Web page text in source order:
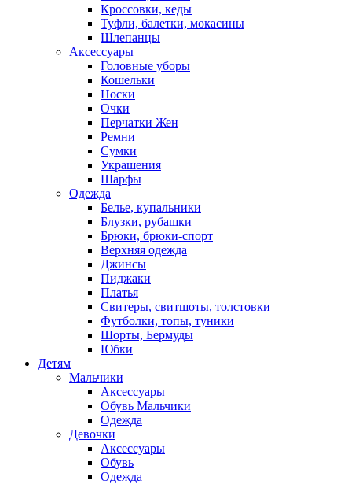
Кроссовки, кеды
Туфли, балетки, мокасины
Шлепанцы
Аксессуары
Головные уборы
Кошельки
Носки
Очки
Перчатки Жен
Ремни
Сумки
Украшения
Шарфы
Одежда
Белье, купальники
Блузки, рубашки
Брюки, брюки-спорт
Верхняя одежда
Джинсы
Пиджаки
Платья
Свитеры, свитшоты, толстовки
Футболки, топы, туники
Шорты, Бермуды
Юбки
Детям
Мальчики
Аксессуары
Обувь Мальчики
Одежда
Девочки
Аксессуары
Обувь
Одежда